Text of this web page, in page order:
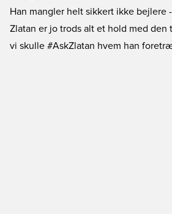
Han mangler helt sikkert ikke bejlere
Zlatan er jo trods alt et hold med den
vi skulle #AskZlatan hvem han